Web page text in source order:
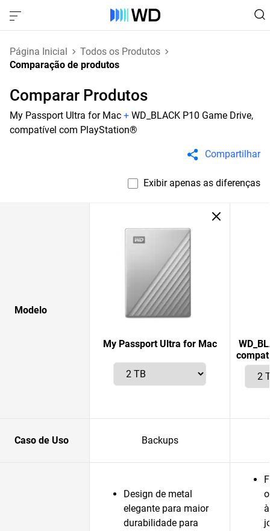
Página Inicial
Todos os Produtos
Comparação de produtos
Comparar Produtos
My Passport Ultra for Mac + WD_BLACK P10 Game Drive,
compatível com PlayStation®
Compartilhar
Exibir apenas as diferenças
Modelo
My Passport Ultra for Mac
Caso de Uso Backups
Design de metal
elegante para maior
durabilidade para